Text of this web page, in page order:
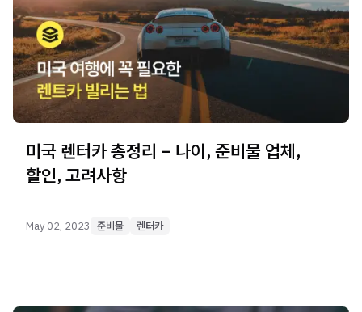
미국 렌터카 총정리 – 나이, 준비물 업체,
할인, 고려사항
May 02, 2023 준비물 렌터카